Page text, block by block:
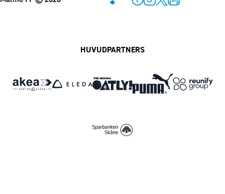
HUVUDPARTNERS